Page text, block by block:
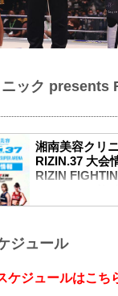
ック presents
湘南美容クリ
RIZIN.37 大会
RIZIN
RIZIN.37 in
大会概要
ジュール
ジュールはこち